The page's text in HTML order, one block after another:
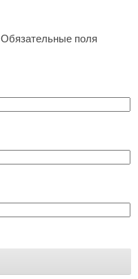
Обязательные поля